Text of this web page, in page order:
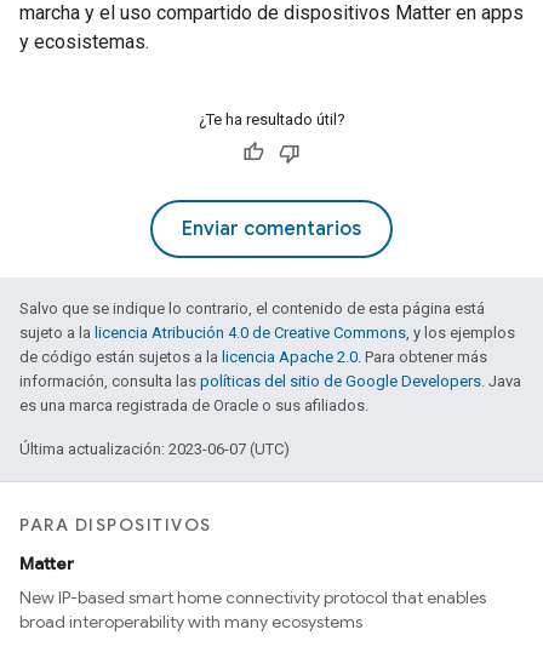
marcha y el uso compartido de dispositivos Matter en apps
y ecosistemas.
¿Te ha resultado útil?
Enviar comentarios
Salvo que se indique lo contrario, el contenido de esta página está
sujeto a la licencia Atribución 4.0 de Creative Commons, y los ejemplos
de código están sujetos a la licencia Apache 2.0. Para obtener más
información, consulta las políticas del sitio de Google Developers. Java
es una marca registrada de Oracle o sus afiliados.
Última actualización: 2023-06-07 (UTC)
PARA DISPOSITIVOS
Matter
New IP-based smart home connectivity protocol that enables
broad interoperability with many ecosystems